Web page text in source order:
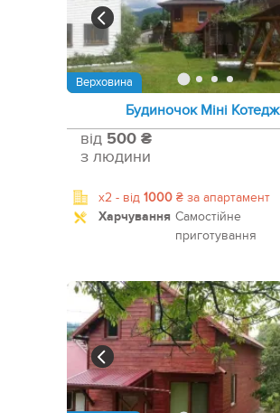
Верховина
Будиночок Міні Котедж
від 500 ₴
з людини
x2 - від 1000 ₴ за апартамент
Харчування Самостійне
приготування